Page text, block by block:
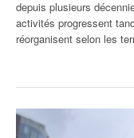
depuis plusieurs
activités progressent
réorganisent selon les